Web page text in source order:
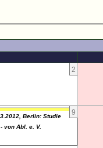
2
9
Berlin: Studie
von Abl. e. V.